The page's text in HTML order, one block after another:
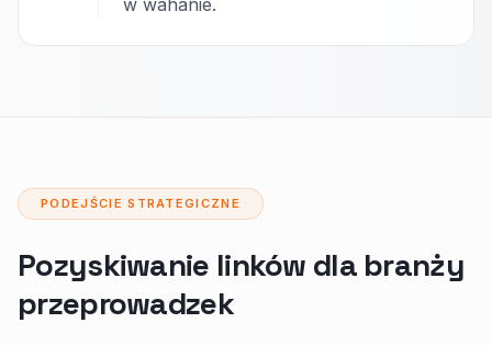
w wahanie.
PODEJŚCIE STRATEGICZNE
Pozyskiwanie linków dla branży
przeprowadzek